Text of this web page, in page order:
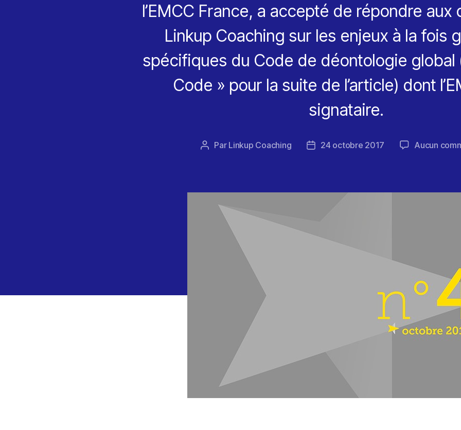
l’EMCC France, a accepté de répondre aux
Linkup Coaching sur les enjeux à la fois
spécifiques du Code de déontologie global
Code » pour la suite de l’article) dont
signataire.
Auteur
Par Linkup Coaching
Date24 octobre 2017 Aucun